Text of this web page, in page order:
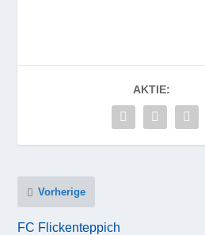
AKTIE:
Vorherige
FC Flickenteppich